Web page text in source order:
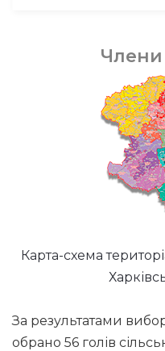
Члени
Карта-схема
За результатами
обрано 56 голів